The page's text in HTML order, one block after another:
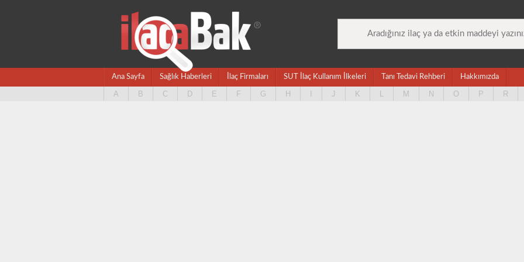
Ana Sayfa Sağlık Haberleri İlaç Firmaları SUT İlaç Kullanım İlkeleri Tanı Tedavi Rehberi Hakkımızda
A B C D E F G H J K L M N O P R